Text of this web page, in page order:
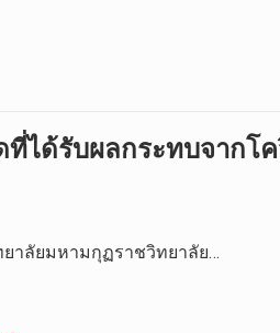
ได้รับผลกระทบจากโ
ยาลัยมหามกุฏราชวิทยาลัย…